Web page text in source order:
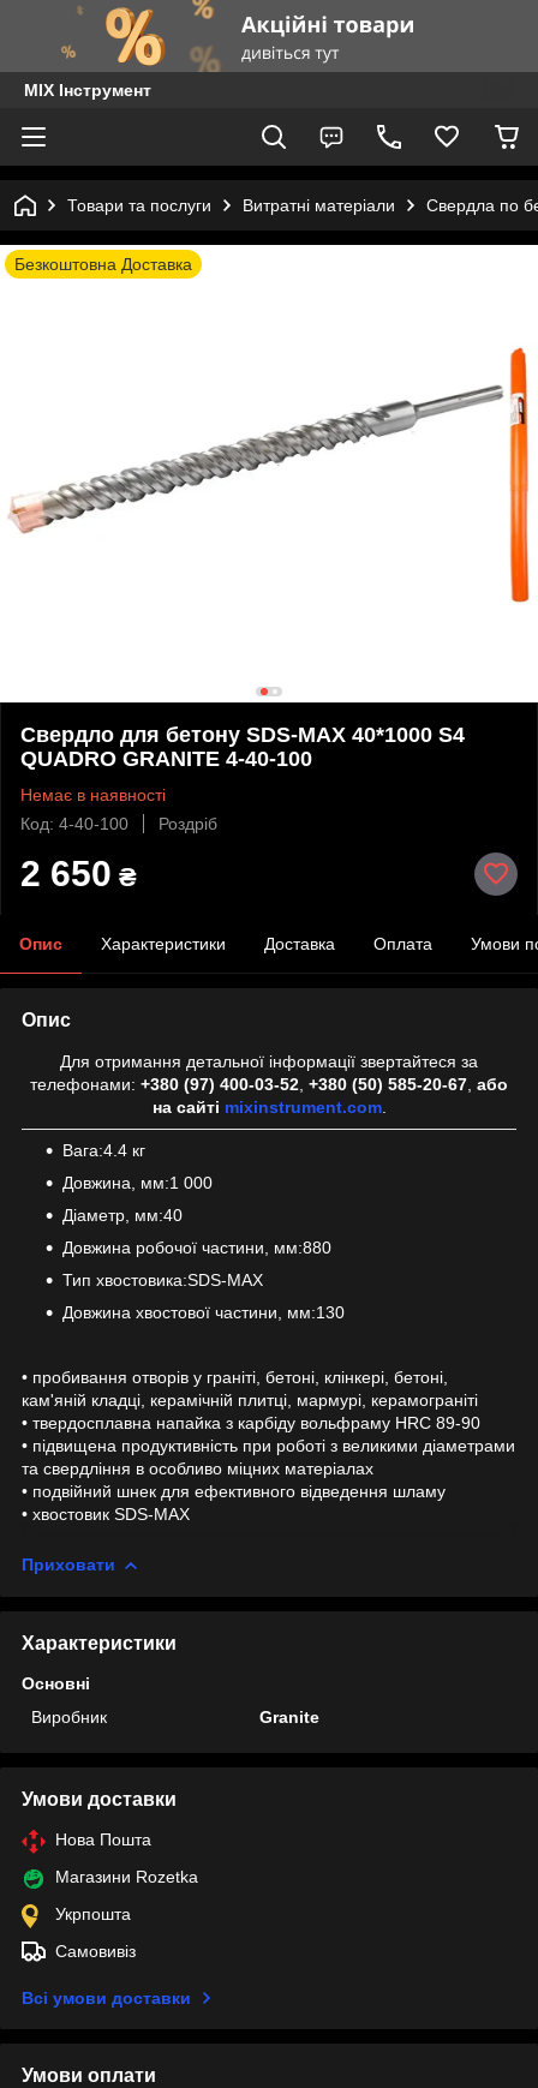
MIX Інструмент
Товари та послуги Витратні матеріали Свердла по
Безкоштовна Доставка
Свердло для бетону SDS-MAX 40*1000 S4
QUADRO GRANITE 4-40-100
Немає в наявності
Код: 4-40-100
Роздріб
2 650 ₴
Опис Характеристики Доставка Оплата Умови
Опис
Для отримання детальної інформації звертайтеся за
телефонами: +380 (97) 400-03-52 +380 (50) 585-20-67 або
на сайті mixinstrument.com.
Вага:4.4 кг
Довжина, мм:1 000
Діаметр, мм:40
Довжина робочої частини, мм:880
Тип хвостовика:SDS-MAX
Довжина хвостової частини, мм:130
• пробивання отворів у граніті, бетоні, клінкері, бетоні,
кам'яній кладці, керамічній плитці, мармурі, керамограніті
• твердосплавна напайка з карбіду вольфраму HRC 89-90
• підвищена продуктивність при роботі з великими діаметрами
та свердління в особливо міцних матеріалах
• подвійний шнек для ефективного відведення шламу
• хвостовик SDS-MAX
Приховати
Характеристики
Основні
Виробник
Granite
Умови доставки
Нова Пошта
Магазини Rozetka
Укрпошта
Самовивіз
Всі умови доставки
Умови оплати